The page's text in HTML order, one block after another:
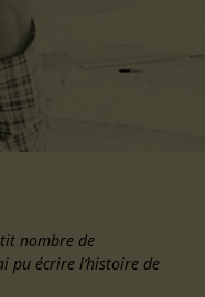
nombre de
pu écrire l’histoire de